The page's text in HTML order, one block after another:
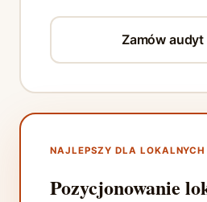
Zamów
NAJLEPSZY DLA LOKALNYCH
Pozycjonowanie